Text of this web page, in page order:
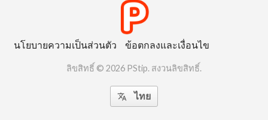
นโยบายความเป็นส่วนตัว ข้อตกลงและเงื่อนไข
ลิขสิทธิ์ © 2026 PStip. สงวนลิขสิทธิ์.
 ไทย